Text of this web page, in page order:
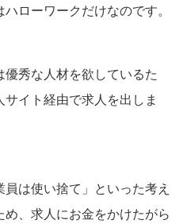
ローワークだけなのです。
秀な人材を欲しているた
イト経由で求人を出しま
は使い捨て」といった考え
、求人にお金をかけたがら